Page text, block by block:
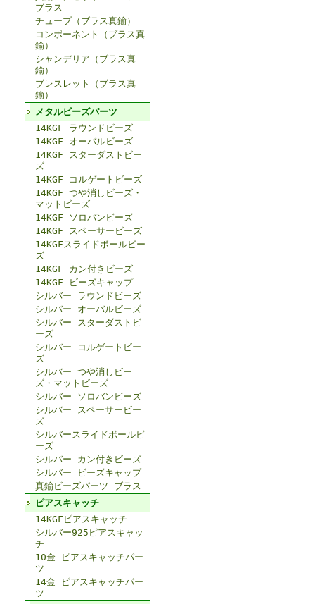
ブラス
チューブ（ブラス真鍮）
コンポーネント（ブラス真
鍮）
シャンデリア（ブラス真
鍮）
ブレスレット（ブラス真
鍮）
メタルビーズパーツ
14KGF ラウンドビーズ
14KGF オーバルビーズ
14KGF スターダストビー
ズ
14KGF コルゲートビーズ
14KGF つや消しビーズ・
マットビーズ
14KGF ソロバンビーズ
14KGF スペーサービーズ
14KGFスライドボールビー
ズ
14KGF カン付きビーズ
14KGF ビーズキャップ
シルバー ラウンドビーズ
シルバー オーバルビーズ
シルバー スターダストビ
ーズ
シルバー コルゲートビー
ズ
シルバー つや消しビー
ズ・マットビーズ
シルバー ソロバンビーズ
シルバー スペーサービー
ズ
シルバースライドボールビ
ーズ
シルバー カン付きビーズ
シルバー ビーズキャップ
真鍮ビーズパーツ ブラス
ピアスキャッチ
14KGFピアスキャッチ
シルバー925ピアスキャッ
チ
10金 ピアスキャッチパー
ツ
14金 ピアスキャッチパー
ツ